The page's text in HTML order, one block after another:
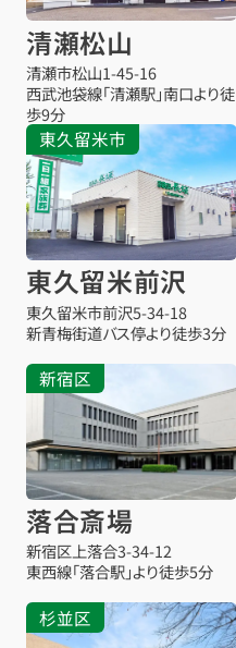
清瀬松山
清瀬市松山1-45-16
西武池袋線「清瀬駅」南口より徒
歩9分
東久留米市
東久留米前沢
東久留米市前沢5-34-18
新青梅街道バス停より徒歩3分
新宿区
落合斎場
新宿区上落合3-34-12
東西線「落合駅」より徒歩5分
杉並区